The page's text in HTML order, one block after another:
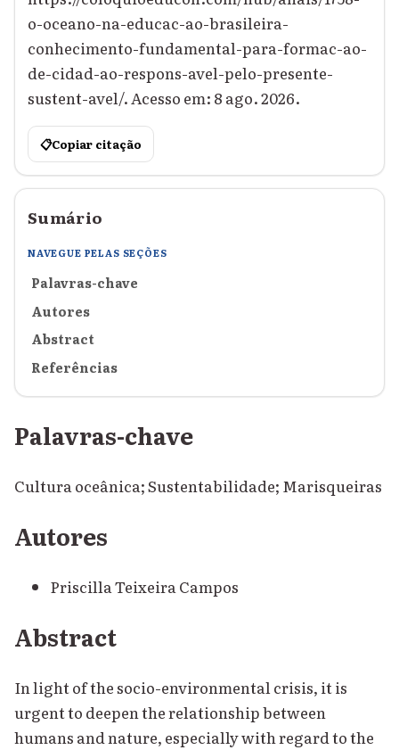
o-oceano-na-educac-ao-brasileira-
conhecimento-fundamental-para-formac-ao-
de-cidad-ao-respons-avel-pelo-presente-
sustent-avel/. Acesso em: 8 ago. 2026.
📋Copiar citação
Sumário
NAVEGUE PELAS SEÇÕES
Palavras-chave
Autores
Abstract
Referências
Palavras-chave
Cultura oceânica; Sustentabilidade; Marisqueiras
Autores
Priscilla Teixeira Campos
Abstract
In light of the socio-environmental crisis, it is
urgent to deepen the relationship between
humans and nature, especially with regard to the